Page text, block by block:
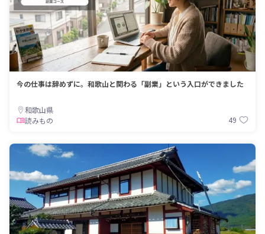
今の仕事は辞めずに。和歌山と関わる「副業」という入口ができました
和歌山県
読みもの
49